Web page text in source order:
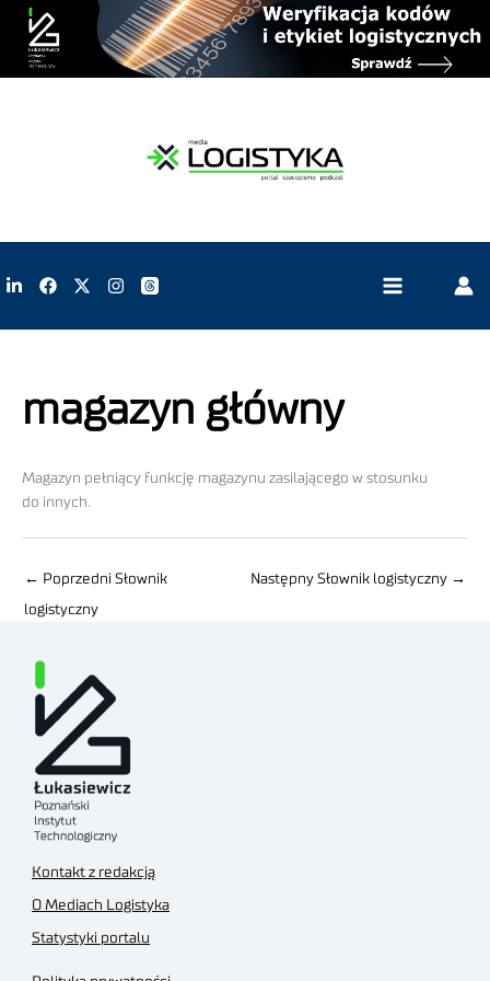
magazyn główny
Magazyn pełniący funkcję magazynu zasilającego w stosunku
do innych.
← Poprzedni Słownik
logistyczny
Następny Słownik logistyczny →
Kontakt z redakcją
O Mediach Logistyka
Statystyki portalu